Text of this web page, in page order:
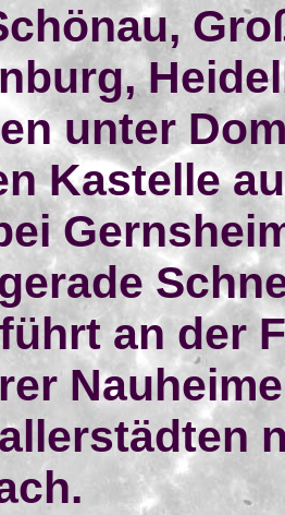
unter
Kastelle
an der